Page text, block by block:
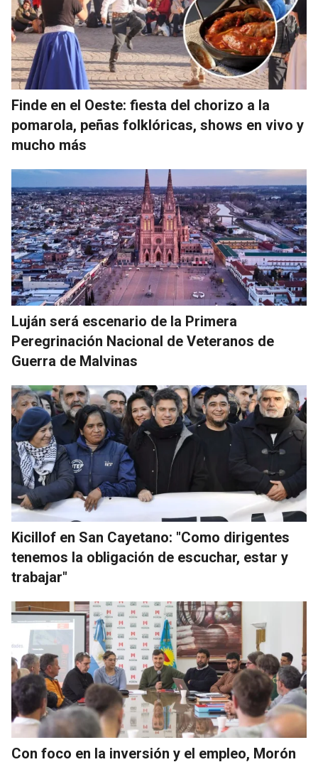
Finde en el Oeste: fiesta del chorizo a la
pomarola, peñas folklóricas, shows en vivo y
mucho más
Luján será escenario de la Primera
Peregrinación Nacional de Veteranos de
Guerra de Malvinas
Kicillof en San Cayetano: "Como dirigentes
tenemos la obligación de escuchar, estar y
trabajar"
Con foco en la inversión y el empleo, Morón